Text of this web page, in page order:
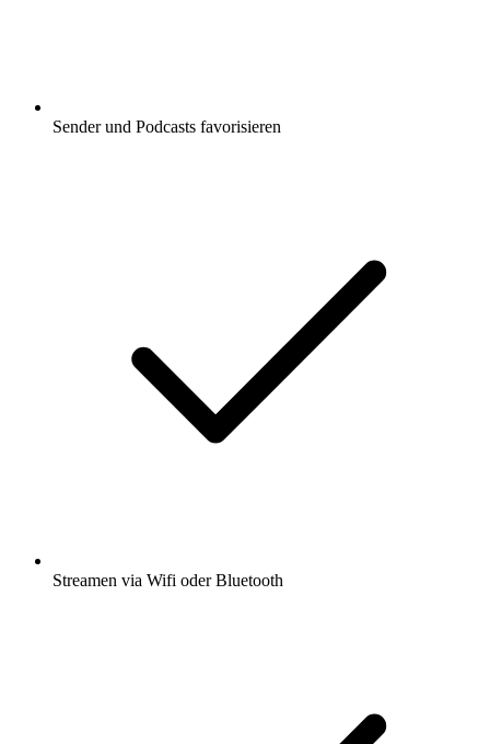
Sender und Podcasts favorisieren
Streamen via Wifi oder Bluetooth